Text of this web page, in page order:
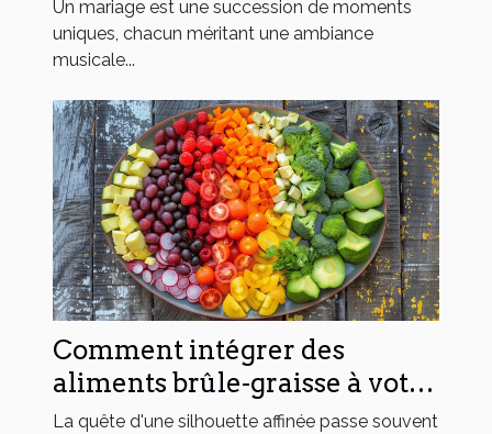
Un mariage est une succession de moments
uniques, chacun méritant une ambiance
musicale...
Comment intégrer des
aliments brûle-graisse à votre
régime quotidien
La quête d'une silhouette affinée passe souvent